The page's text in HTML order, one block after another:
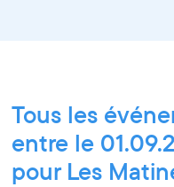
Tous les
entre le
pour Les